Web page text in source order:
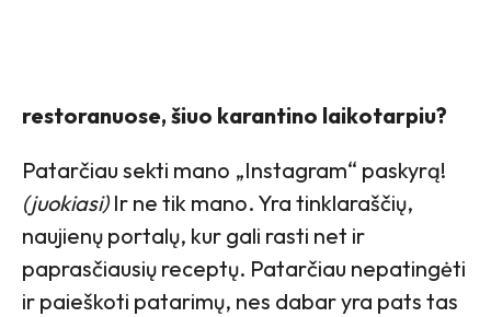
restoranuose, šiuo karantino laikotarpiu?
Patarčiau sekti mano „Instagram“ paskyrą!
(juokiasi)Ir ne tik mano. Yra tinklaraščių,
naujienų portalų, kur gali rasti net ir
paprasčiausių receptų. Patarčiau nepatingėti
ir paieškoti patarimų, nes dabar yra pats tas